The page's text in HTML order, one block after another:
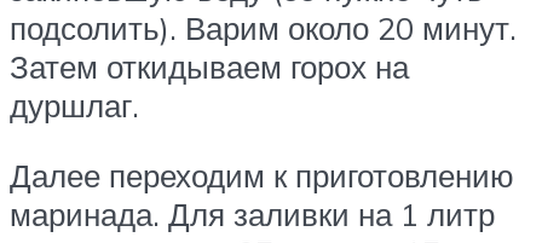
подсолить). Варим около 20 минут.
Затем откидываем горох на
дуршлаг.
Далее переходим к приготовлению
маринада. Для заливки на 1 литр